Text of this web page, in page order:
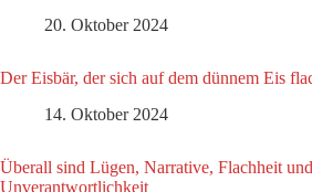
20. Oktober 2024
Der Eisbär, der sich auf dem dünnem Eis
14. Oktober 2024
Überall sind Lügen, Narrative, Flachheit
Unverantwortlichkeit